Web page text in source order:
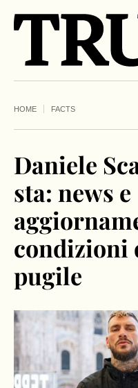
HOME FACTS
Daniele
sta: news e
condizioni
pugile